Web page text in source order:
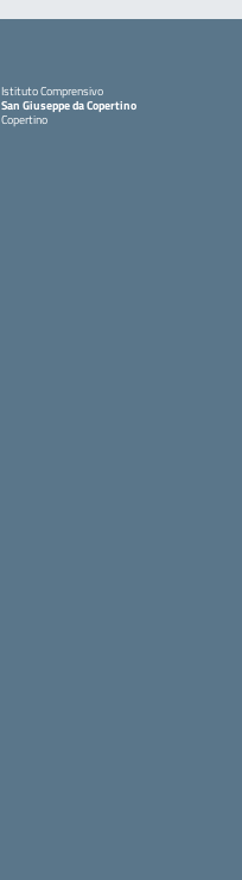
Istituto Comprensivo
San Giuseppe da Copertino
Copertino
— Visita la pagina iniziale della scuola